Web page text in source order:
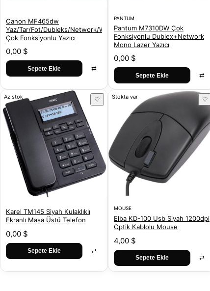
Canon MF465dw
Yaz/Tar/Fot/Dubleks/Network/Wifi
Çok Fonksiyonlu Yazıcı
0,00 $
Sepete Ekle ⇄
PANTUM
Pantum M7310DW Çok
Fonksiyonlu Dublex+Network
Mono Lazer Yazıcı
0,00 $
Sepete Ekle ⇄
Az stok ♡
Karel TM145 Siyah Kulaklıklı
Ekranlı Masa Üstü Telefon
0,00 $
Sepete Ekle ⇄
Stokta var ♡
MOUSE
Elba KD-100 Usb Siyah 1200dpi
Optik Kablolu Mouse
4,00 $
Sepete Ekle ⇄